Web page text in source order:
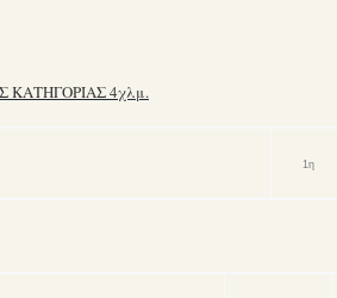
4χλμ.
1η